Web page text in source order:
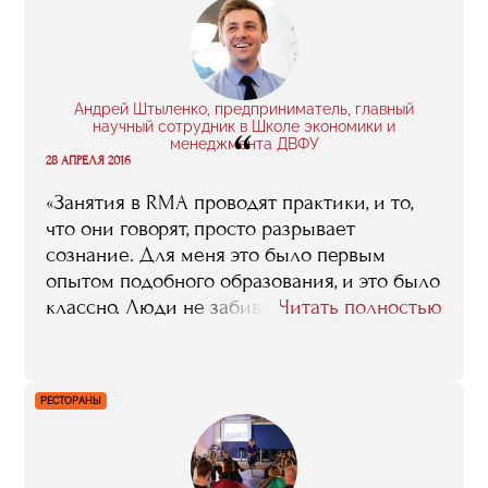
Андрей Штыленко, предприниматель, главный
научный сотрудник в Школе экономики и
менеджмента ДВФУ
“
28 АПРЕЛЯ 2016
«Занятия в RMA проводят практики, и то,
что они говорят, просто разрывает
сознание. Для меня это было первым
опытом подобного образования, и это было
классно. Люди не забивали сознание
менеджерами ключевых компаний
индустрии важна сама по себе. Это
общение не просто дало мне контакты, оно
Читать полностью
РЕСТОРАНЫ